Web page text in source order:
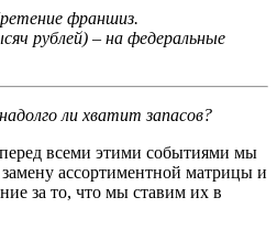
франшиз.
рублей) – на федеральные
ли хватит запасов?
всеми этими событиями мы
ассортиментной матрицы и
за то, что мы ставим их в